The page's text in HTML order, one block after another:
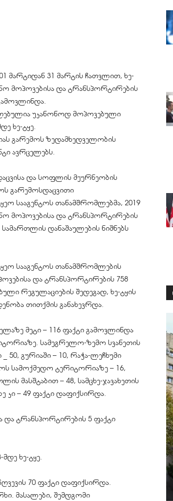
მარტიდან 31 მარტის ჩათვლით, ხე-
მოპოვებისა და ტრანსპორტირების
უკანონოდ მოპოვებული
ხე-ტყე.
გარემოს ზედამხედველობის
ავრცელებს.
და სოფლის მეურნეობის
გარემოსდაცვითი
სააგენტოს თანამშრომლებმა, 2019
მოპოვებისა და ტრანსპორტირების
დანაშაულების ნიშნებს
სააგენტოს თანამშრომლების
და ტრანსპორტირების 758
რეგულაციების შედეგად, ხე-ტყის
თითქმის განახევრდა.
მეტი – 116 ფაქტი გამოვლინდა
სამეგრელო-ზემო სვანეთის
50, გურიაში – 10, რაჭა-ლეჩხუმი
სამოქმედო ტერიტორიაზე – 16,
მასშტაბით – 48, სამცხე-ჯავახეთის
– 49 ფაქტი დაფიქსირდა.
და ტრანსპორტირების 5 ფაქტი
ხე-ტყე.
70 ფაქტი დაფიქსირდა.
მასალები, შემდგომი